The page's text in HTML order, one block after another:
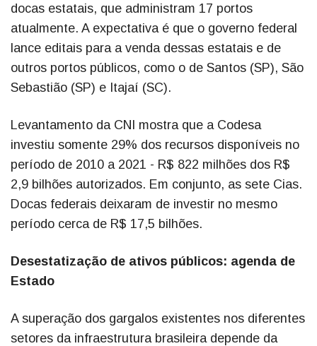
docas estatais, que administram 17 portos
atualmente. A expectativa é que o governo federal
lance editais para a venda dessas estatais e de
outros portos públicos, como o de Santos (SP), São
Sebastião (SP) e Itajaí (SC).
Levantamento da CNI mostra que a Codesa
investiu somente 29% dos recursos disponíveis no
período de 2010 a 2021 - R$ 822 milhões dos R$
2,9 bilhões autorizados. Em conjunto, as sete Cias.
Docas federais deixaram de investir no mesmo
período cerca de R$ 17,5 bilhões.
Desestatização de ativos públicos: agenda de
Estado
A superação dos gargalos existentes nos diferentes
setores da infraestrutura brasileira depende da